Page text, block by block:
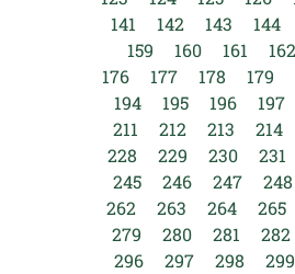
141
142 143 144
159
160 161 162
176
177 178 179
194
195 196 197
211
212 213 214
228
229 230 231
245
246 247 248
262
263 264 265
279
280 281 282
296
297 298 299